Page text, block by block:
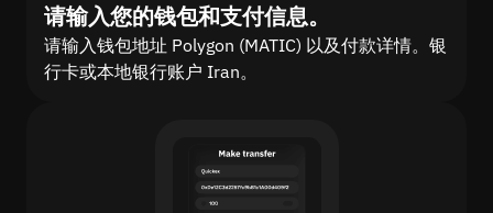
请输入您的钱包和支付信息。
请输入钱包地址 Polygon (MATIC) 以及付款详情。银
行卡或本地银行账户 Iran。